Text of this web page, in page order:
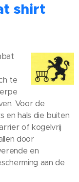
shirt
te
Voor de
en hals die buiten
of kogelvrij
door
en
aan de